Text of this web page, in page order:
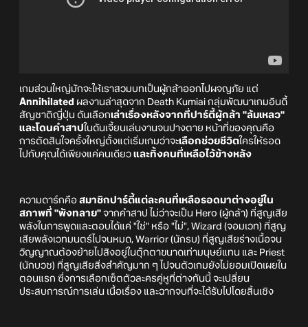
เกมส่วนใหญ่มักจะให้เราสวมบทเป็นผู้กล้าออกไปผจญภัย แต่
Annihilated ผลงานล่าสุดจาก Death Kumiai กลุ่มพัฒนาเกมอินดี้
สัญชาติญี่ปุ่น ดันเลือกเล่าเรื่องหลังจากที่ปาร์ตี้ผู้กล้า "ล้มเหลว"
และโดนคำสาปในดันเจี้ยนเล่นงานจนปางตาย หน้าที่ของคุณคือ
การตัดสินใจครั้งใหญ่ตั้งแต่เริ่มเกมว่าจะเลือกช่วยชีวิตใครให้รอด
ไปกับคุณได้เพียงแค่คนเดียว และทิ้งคนที่เหลือไว้ข้างหลัง
ความดาร์กคือ สมาชิกปาร์ตี้แต่ละคนที่เหลือรอดมาต่างอยู่ใน
สภาพที่ "พังทลาย" จากคำสาป ไม่ว่าจะเป็น Hero (ผู้กล้า) ที่สูญเสีย
พลังในการพูดและตอบได้แค่ "ใช่" หรือ "ไม่", Wizard (จอมเวท) ที่สูญ
เสียพลังเวทมนตร์ไปจนหมด, Warrior (นักรบ) ที่สูญเสียร่างเนื้อจน
วิญญาณต้องย้ายไปสิงอยู่ในตุ๊กตาขนาดเท่ามนุษย์แทน และ Priest
(นักบวช) ที่สูญเสียสิ่งสำคัญมาก ๆ ไปจนตัวเกมยังไม่ยอมเปิดเผยใน
ตอนแรก ซึ่งการเลือกเซ็ตตัวละครคู่หูที่ต่างกันนี้ จะเปลี่ยน
ประสบการณ์การเล่น เนื้อเรื่อง และฉากจบที่จะได้รับไปโดยสิ้นเชิง